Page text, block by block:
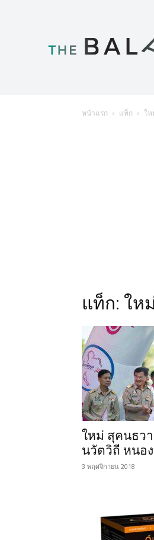
หน้าแรก แท็ก ใ
แท็ก: ให
ใหม่ สุคนธวา
นวัตวิถี หนอ
3 พฤศจิกายน 2018